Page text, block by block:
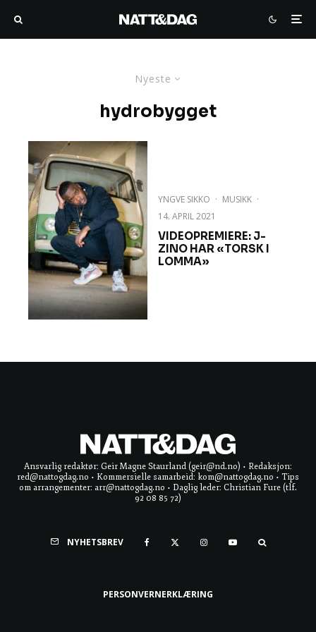
Nyeste
hydrobygget
YNGVE SIKKO · MUSIKK ·
14. APRIL 2021
VIDEOPREMIERE: J-
ZINO HAR «TORSK I
LOMMA»
Ansvarlig redaktør: Geir Magne Staurland (geir@nd.no) • Redaksjon:
red@nattogdag.no • Kommersielle samarbeid: kom@nattogdag.no • Tips
om arrangementer: arr@nattogdag.no • Daglig leder: Christian Fure (tlf.
92 08 85 72)
NYHETSBREV
PERSONVERNERKLÆRING